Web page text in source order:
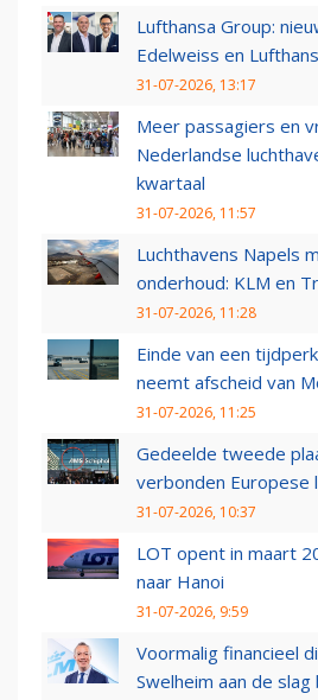
Lufthansa Group:
Edelweiss en
31-07-2026, 13:17
Meer passagiers en
Nederlandse
kwartaal
31-07-2026, 11:57
Luchthavens Napels
onderhoud: KLM en
31-07-2026, 11:28
Einde van een
neemt afscheid van
31-07-2026, 11:25
Gedeelde tweede
verbonden Europese
31-07-2026, 10:37
LOT opent in maart
naar Hanoi
31-07-2026, 9:59
Voormalig financieel
Swelheim aan de slag